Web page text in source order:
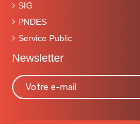
SIG
PNDES
Service Public
Newsletter